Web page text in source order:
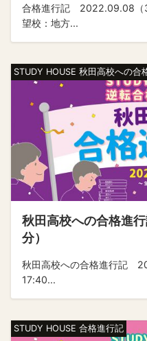
合格進行記 2022.09.08（
望校：地方...
STUDY HOUSE 秋田高校への合
秋田高校への合格
分）
秋田高校への合格進行記
17:40...
STUDY HOUSE 合格進行記